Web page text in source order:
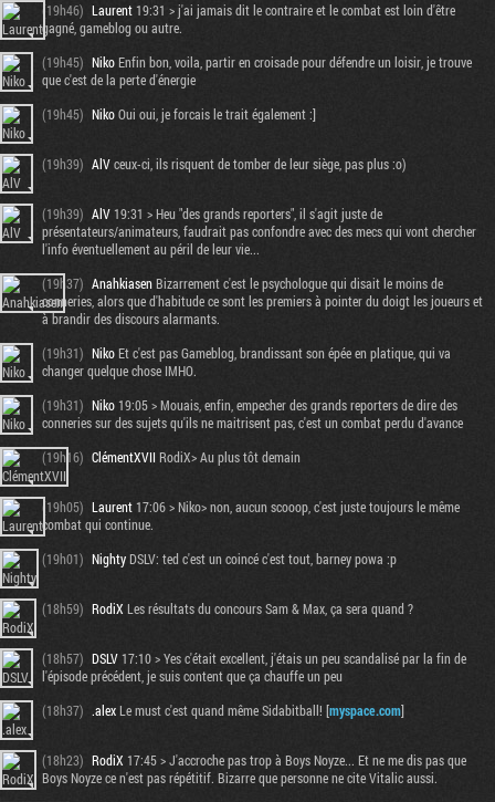
(19h46) Laurent19:31 > j'ai jamais dit le contraire et le combat est loin d'être
gagné, gameblog ou autre.
(19h45) NikoEnfin bon, voila, partir en croisade pour défendre un loisir, je trouve
que c'est de la perte d'énergie
(19h45) NikoOui oui, je forcais le trait également :]
(19h39) AlVceux-ci, ils risquent de tomber de leur siège, pas plus :o)
(19h39) AlV19:31 > Heu "des grands reporters", il s'agit juste de
présentateurs/animateurs, faudrait pas confondre avec des mecs qui vont chercher
l'info éventuellement au péril de leur vie...
(19h37) AnahkiasenBizarrement c'est le psychologue qui disait le moins de
conneries, alors que d'habitude ce sont les premiers à pointer du doigt les joueurs et
à brandir des discours alarmants.
(19h31) NikoEt c'est pas Gameblog, brandissant son épée en platique, qui va
changer quelque chose IMHO.
(19h31) Niko19:05 > Mouais, enfin, empecher des grands reporters de dire des
conneries sur des sujets qu'ils ne maitrisent pas, c'est un combat perdu d'avance
(19h16) ClémentXVIIRodiX> Au plus tôt demain
(19h05) Laurent17:06 > Niko> non, aucun scooop, c'est juste toujours le même
combat qui continue.
(19h01) NightyDSLV: ted c'est un coincé c'est tout, barney powa :p
(18h59) RodiX Les résultats du concours Sam & Max, ça sera quand ?
(18h57) DSLV17:10 > Yes c'était excellent, j'étais un peu scandalisé par la fin de
l'épisode précédent, je suis content que ça chauffe un peu
(18h37) .alexLe must c'est quand même Sidabitball! [myspace.com]
(18h23) RodiX 17:45 > J'accroche pas trop à Boys Noyze... Et ne me dis pas que
Boys Noyze ce n'est pas répétitif. Bizarre que personne ne cite Vitalic aussi.